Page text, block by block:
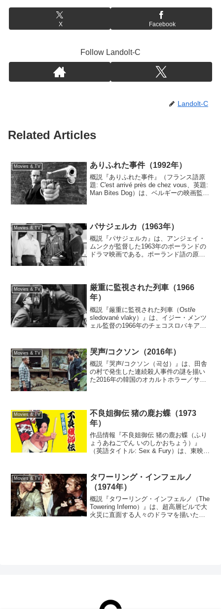
X Facebook
Follow Landolt-C
Landolt-C
Related Articles
Movies & TV ありふれた事件（1992年）
概説『ありふれた事件』（フランス語原
題: C'est arrivé près de chez vous、英題:
Man Bites Dog）は、ベルギーの映画監督
Movies & TV パサジェルカ（1963年）
概説『パサジェルカ』は、アンジェイ・
ムンクが監督した1963年のポーランドの
ドラマ映画である。ポーランド語の原題
人の警備...
Movies & TV
厳重に監視された列車（1966
年）
概説『厳重に監視された列車（Ostře
sledované vlaky）』は、イジー・メンツ
ェル監督の1966年のチェコスロバキアの
スロバキアの小村を舞台に、性の悩み...
Movies & TV 哭声/コクソン（2016年）
概説『哭声/コクソン（곡성）』は、田舎
の村で発生した連続殺人事件の謎を描い
た2016年の韓国のオカルトホラー／サイ
ソン）の村に、正...
Movies & TV
不良姐御伝 猪の鹿お蝶（1973
年）
作品情報『不良姐御伝 猪の鹿お蝶（ふり
ょうあねごでん いのしかおちょう）』
（英語タイトル: Sex & Fury）は、東映京
代劇映画である。主演は池玲子。スウェ
ーデンの...
Movies & TV
タワーリング・インフェルノ
（1974年）
概説『タワーリング・インフェルノ（The
Towering Inferno）』は、超高層ビルで大
火災に直面する人々のドラマを描いた